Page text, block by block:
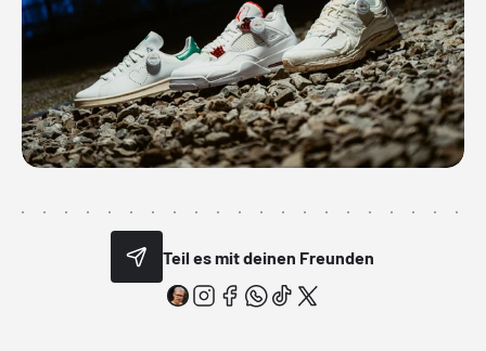
Teil es mit deinen Freunden